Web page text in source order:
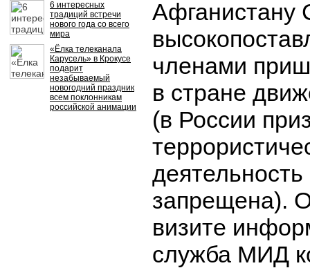
6 интересных
традиций встречи
нового года со всего
мира
«Ёлка телеканала
Карусель» в Крокусе
подарит
незабываемый
новогодний праздник
всем поклонникам
российской анимации
Афганистану
членами
в стране
(в России
запрещена).
визите
служба МИД